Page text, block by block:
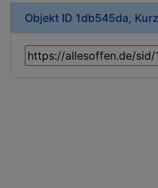
Objekt ID 1db545da,